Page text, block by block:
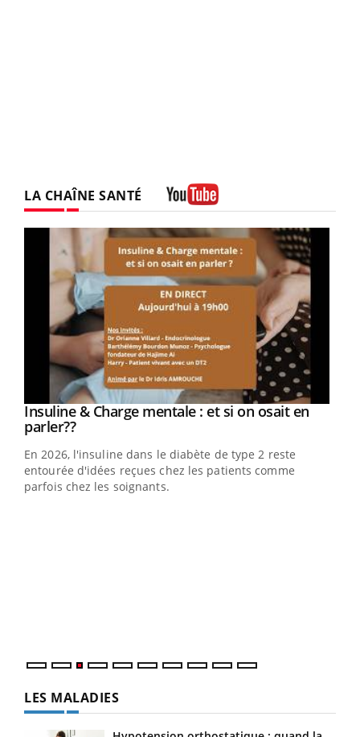
LA CHAÎNE SANTÉ
Youtube
Insuline & Charge mentale : et si on osait en
parler??Youtube
En 2026, l'insuline dans le diabète de type 2 reste
entourée d'idées reçues chez les patients comme
parfois chez les soignants.
LES MALADIES